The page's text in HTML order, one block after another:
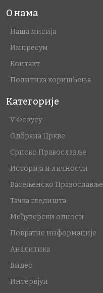
О нама
Наша мисија
Импресум
Контакт
Политика коришћења
Категорије
У Фокусу
Одбрана Цркве
Српско Православље
Историја и личности
Васељенско Православље
Тачка гледишта
Међуверски односи
Повратне информације
Аналитика
Видео
Интервјуи